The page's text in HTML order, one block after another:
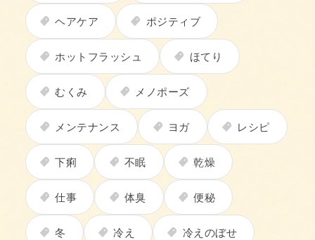
ヘアケア ポジティブ
ホットフラッシュ ほてり
むくみ メノポーズ
メンテナンス ヨガ レシピ
下痢 不眠 乾燥
仕事 体臭 便秘
冬 冷え 冷えのぼせ